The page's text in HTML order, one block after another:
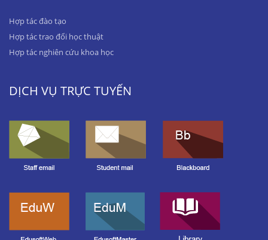
Hợp tác đào tạo
Hợp tác trao đổi học thuật
Hợp tác nghiên cứu khoa học
DỊCH VỤ TRỰC TUYẾN